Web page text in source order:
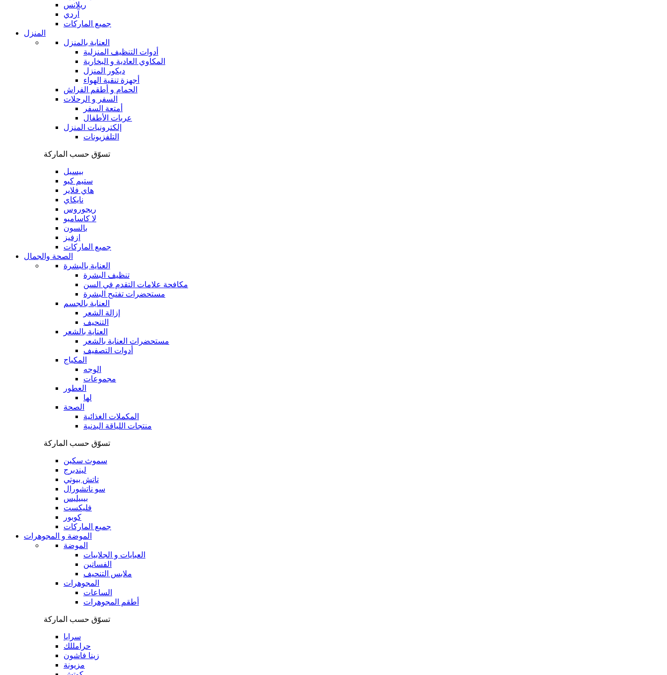
ريلانس
آردي
جميع الماركات
المنزل
العناية بالمنزل
أدوات التنظيف المنزلية
المكاوي العادية و البخارية
ديكور المنزل
أجهزة تنقية الهواء
الحمام و أطقم الفراش
السفر و الرحلات
أمتعة السفر
عربات الأطفال
إلكترونيات المنزل
التلفزيونات
تسوّق حسب الماركة
بيسيل
ستيم كيو
هاي فلاير
نايكاي
ريجوروس
لا كاساميو
بالسون
ازفيز
جميع الماركات
الصحة والجمال
العناية بالبشرة
تنظيف البشرة
مكافحة علامات التقدم في السن
مستحضرات تفتيح البشرة
العناية بالجسم
إزالة الشعر
التنحيف
العناية بالشعر
مستحضرات العناية بالشعر
أدوات التصفيف
المكياج
الوجه
مجموعات
العطور
لها
الصحة
المكملات الغذائية
منتجات اللياقة البدنية
تسوّق حسب الماركة
سموث سكين
ليندبرج
تاتش بيوتي
سو ناتشورال
بيبيليس
فليكست
كوبور
جميع الماركات
الموضة و المجوهرات
الموضة
العبايات و الجلابيات
الفساتين
ملابس التنحيف
المجوهرات
الساعات
أطقم المجوهرات
تسوّق حسب الماركة
سرايا
حرامللك
زينا فاشون
مزيونة